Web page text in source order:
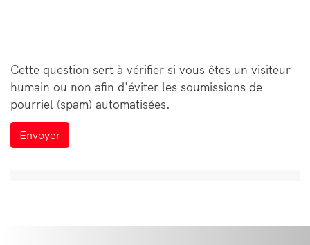
Cette question sert à vérifier si vous êtes un visiteur
humain ou non afin d'éviter les soumissions de
pourriel (spam) automatisées.
Envoyer